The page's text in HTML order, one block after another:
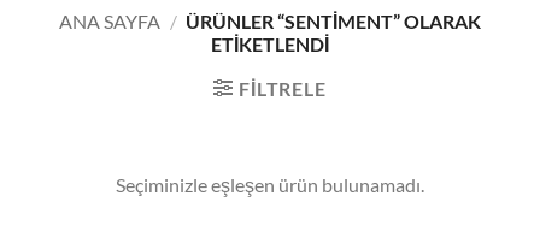
ANA SAYFA / ÜRÜNLER “SENTIMENT” OLARAK
ETIKETLENDI
FILTRELE
Seçiminizle eşleşen ürün bulunamadı.